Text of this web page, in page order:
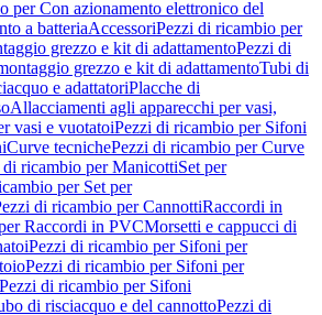
per Con azionamento elettronico del
a batteriaAccessoriPezzi di ricambio per
grezzo e kit di adattamentoPezzi di
grezzo e kit di adattamentoTubi di
e adattatoriPlacche di
Allacciamenti agli apparecchi per vasi,
vasi e vuotatoiPezzi di ricambio per Sifoni
Curve tecnichePezzi di ricambio per Curve
di ricambio per ManicottiSet per
per Set per
di ricambio per CannottiRaccordi in
Raccordi in PVCMorsetti e cappucci di
Pezzi di ricambio per Sifoni per
Pezzi di ricambio per Sifoni per
Pezzi di ricambio per Sifoni
di risciacquo e del cannottoPezzi di